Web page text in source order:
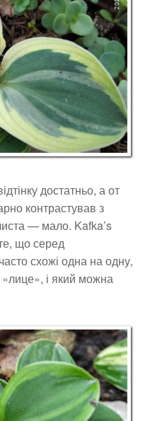
достатньо, а от
контрастував з
— мало. Kafka’s
що серед
схожі одна на одну,
і який можна